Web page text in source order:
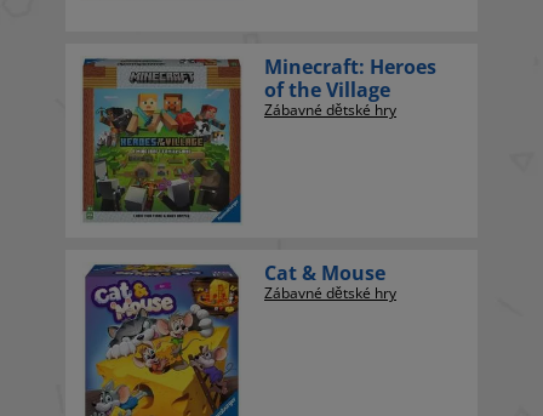
Minecraft: Heroes
of the Village
Zábavné dětské hry
Cat & Mouse
Zábavné dětské hry